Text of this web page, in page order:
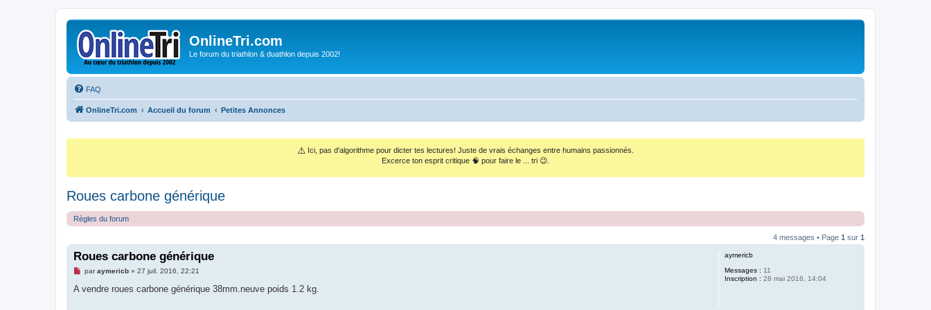
OnlineTri.com
Le forum du triathlon & duathlon depuis 2002!
FAQ
OnlineTri.com Accueil du forum Petites Annonces
⚠️ Ici, pas d'algorithme pour dicter tes lectures! Juste de vrais échanges entre humains passionnés.
Excerce ton esprit critique 🧠 pour faire le ... tri 😉.
Roues carbone générique
Règles du forum
4 messages • Page 1 sur 1
aymericb
Messages : 11
Inscription : 28 mai 2016, 14:04
Roues carbone générique
M
s
paraymericb» 27 juil. 2016, 22:21
A vendre roues carbone générique 38mm.neuve poids 1.2 kg.